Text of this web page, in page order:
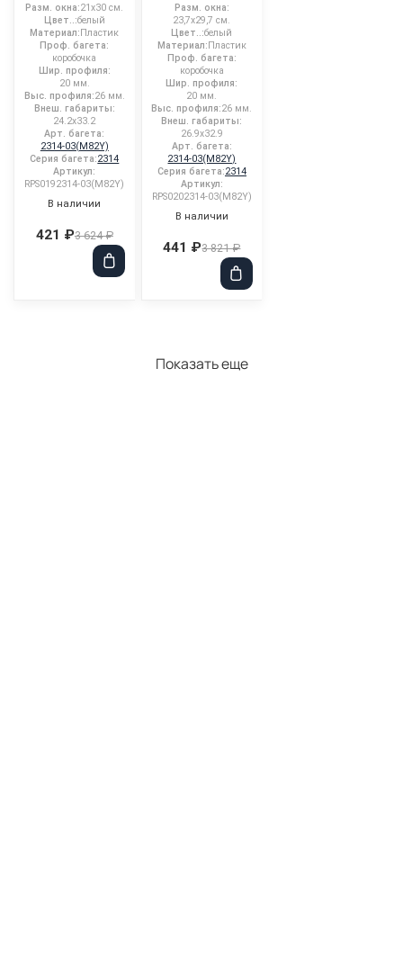
Разм. окна:21x30 см.
Цвет..:белый
Материал:Пластик
Проф. багета:
коробочка
Шир. профиля:
20 мм.
Выс. профиля:26 мм.
Внеш. габариты:
24.2x33.2
Арт. багета:
2314-03(M82Y)
Серия багета:2314
Артикул:
RPS0192314-03(M82Y)
В наличии
421 ₽3 624 ₽
Разм. окна:
23,7x29,7 см.
Цвет..:белый
Материал:Пластик
Проф. багета:
коробочка
Шир. профиля:
20 мм.
Выс. профиля:26 мм.
Внеш. габариты:
26.9x32.9
Арт. багета:
2314-03(M82Y)
Серия багета:2314
Артикул:
RPS0202314-03(M82Y)
В наличии
441 ₽3 821 ₽
Показать еще